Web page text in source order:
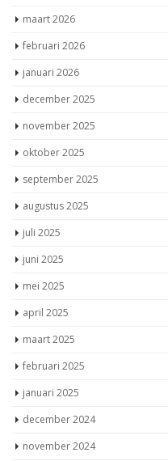
maart 2026
februari 2026
januari 2026
december 2025
november 2025
oktober 2025
september 2025
augustus 2025
juli 2025
juni 2025
mei 2025
april 2025
maart 2025
februari 2025
januari 2025
december 2024
november 2024